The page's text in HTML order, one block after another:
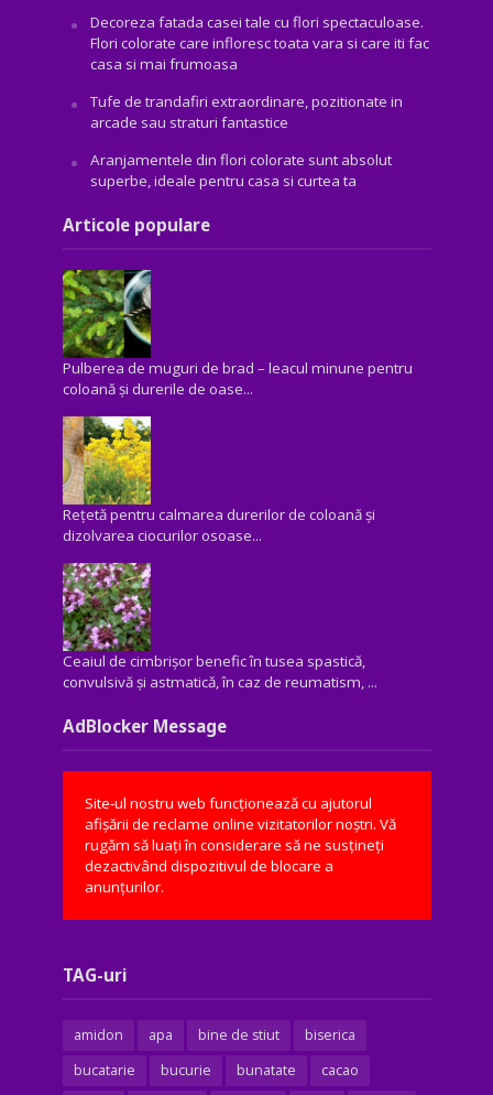
Decoreza fatada casei tale cu flori spectaculoase.
Flori colorate care infloresc toata vara si care iti fac
casa si mai frumoasa
Tufe de trandafiri extraordinare, pozitionate in
arcade sau straturi fantastice
Aranjamentele din flori colorate sunt absolut
superbe, ideale pentru casa si curtea ta
Articole populare
Pulberea de muguri de brad – leacul minune pentru
coloană și durerile de oase...
Rețetă pentru calmarea durerilor de coloană și
dizolvarea ciocurilor osoase...
Ceaiul de cimbrișor benefic în tusea spastică,
convulsivă şi astmatică, în caz de reumatism, ...
AdBlocker Message
Site-ul nostru web funcționează cu ajutorul
afișării de reclame online vizitatorilor noștri. Vă
rugăm să luați în considerare să ne susțineți
dezactivând dispozitivul de blocare a
anunțurilor.
TAG-uri
amidon apa bine de stiut
biserica
bucatarie
bucurie bunatate cacao